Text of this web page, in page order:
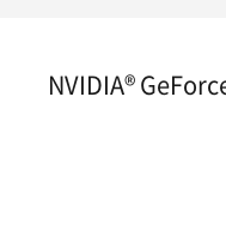
NVIDIA®